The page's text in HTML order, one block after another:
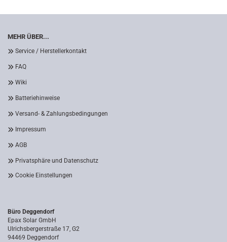
MEHR ÜBER...
Service / Herstellerkontakt
FAQ
Wiki
Batteriehinweise
Versand- & Zahlungsbedingungen
Impressum
AGB
Privatsphäre und Datenschutz
Cookie Einstellungen
Büro Deggendorf
Epax Solar GmbH
Ulrichsbergerstraße 17, G2
94469 Deggendorf